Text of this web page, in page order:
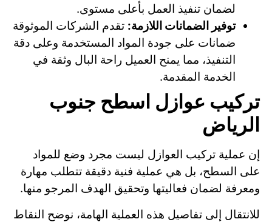
لضمان تنفيذ العمل بأعلى مستوى.
توفير الضمانات اللازمة: تقدم الشركات الموثوقة
ضمانات على جودة المواد المستخدمة وعلى دقة
التنفيذ، مما يمنح العميل راحة البال وثقة في
الخدمة المقدمة.
تركيب عوازل اسطح جنوب
الرياض
إن عملية تركيب العوازل ليست مجرد وضع للمواد
على السطح، بل هي عملية فنية دقيقة تتطلب مهارة
ومعرفة لضمان فعاليتها وتحقيق الهدف المرجو منها.
للانتقال إلى تفاصيل هذه العملية الهامة، نوضح النقاط